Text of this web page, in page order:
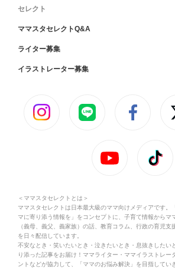
セレクト
ママスタセレクトQ&A
ライター募集
イラストレーター募集
＜ママスタセレクトとは＞
ママスタセレクトは日本最大級のママ向けメディアです。
マに寄り添う情報を」をコンセプトに、子育て情報からマ
（義母、義父、義家族）の話、教育コラム、行政の育児支
を日々配信しています。
不安なとき・笑いたいとき・泣きたいとき・息抜きしたい
り添った記事をお届け！ママライター・ママイラストレー
ントなどが協力して、「ママのお悩み解決」を目指してい